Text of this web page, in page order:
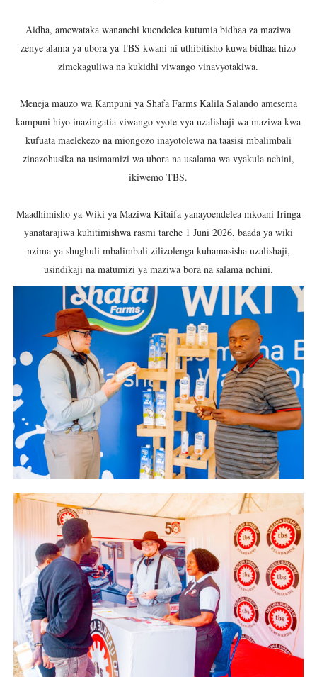
REA YAPELEKA FURSA YA MKOPO NAFUU WA
Msajili wa Hazina ateta na Rais wa Benki ya Biashara
TEKNOLOJIA YA NYUKLIA: MSAADA MKUBWA KATIKA
WMA YAPONGEZWA KWA KUANZISHA KLABU ZA
TBS YATOA ELIMU YA UZINGATIAJI WA VIWANGO
Aidha, amewataka wananchi kuendelea kutumia bidhaa za maziwa
zenye alama ya ubora ya TBS kwani ni uthibitisho kuwa bidhaa hizo
zimekaguliwa na kukidhi viwango vinavyotakiwa.
Meneja mauzo wa Kampuni ya Shafa Farms Kalila Salando amesema
kampuni hiyo inazingatia viwango vyote vya uzalishaji wa maziwa kwa
kufuata maelekezo na miongozo inayotolewa na taasisi mbalimbali
zinazohusika na usimamizi wa ubora na usalama wa vyakula nchini,
ikiwemo TBS.
Maadhimisho ya Wiki ya Maziwa Kitaifa yanayoendelea mkoani Iringa
yanatarajiwa kuhitimishwa rasmi tarehe 1 Juni 2026, baada ya wiki
nzima ya shughuli mbalimbali zilizolenga kuhamasisha uzalishaji,
usindikaji na matumizi ya maziwa bora na salama nchini.